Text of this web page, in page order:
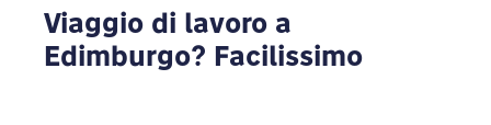
Viaggio di lavoro a
Edimburgo? Facilissimo